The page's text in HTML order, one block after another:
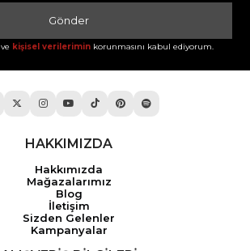
Gönder
ve kişisel verilerimin korunmasını kabul ediyorum.
HAKKIMIZDA
Hakkımızda
Mağazalarımız
Blog
İletişim
Sizden Gelenler
Kampanyalar